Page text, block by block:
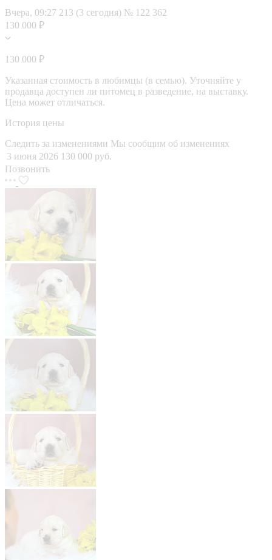
Вчера, 09:27 213 (3 сегодня) № 122 362
130 000 ₽
130 000 ₽
Указанная стоимость в любимцы (в семью). Уточняйте у
продавца доступен ли питомец в разведение, на выставку.
Цена может отличаться.
История цены
Следить за изменениями Мы сообщим об изменениях
3 июня 2026 130 000 руб.
Позвонить